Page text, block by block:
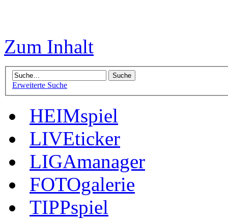
Zum Inhalt
Erweiterte Suche
HEIMspiel
LIVEticker
LIGAmanager
FOTOgalerie
TIPPspiel